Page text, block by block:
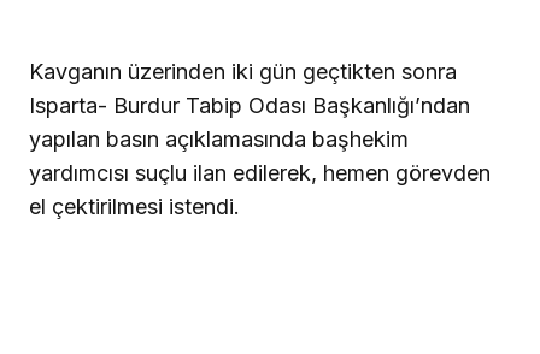
Kavganın üzerinden iki gün geçtikten sonra
Isparta- Burdur Tabip Odası Başkanlığı’ndan
yapılan basın açıklamasında başhekim
yardımcısı suçlu ilan edilerek, hemen görevden
el çektirilmesi istendi.